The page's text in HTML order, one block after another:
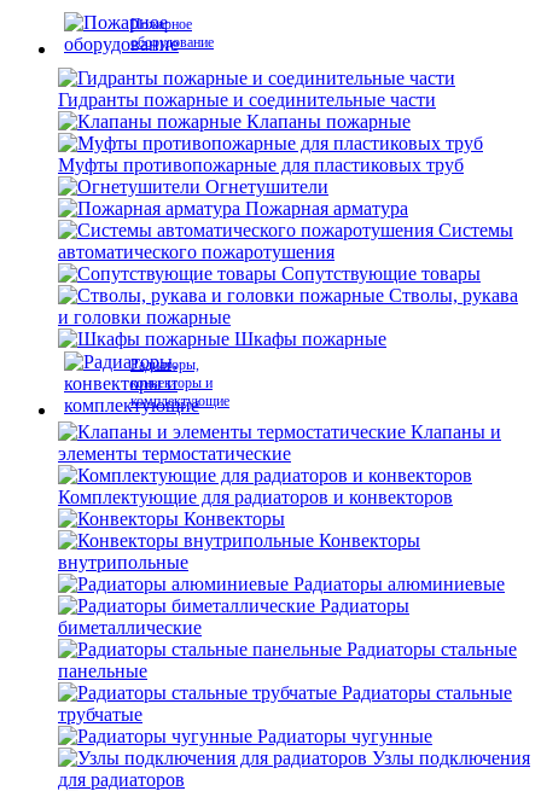
Пожарное
оборудование
Гидранты пожарные и соединительные части
Клапаны пожарные
Муфты противопожарные для пластиковых труб
Огнетушители
Пожарная арматура
Системы
автоматического пожаротушения
Сопутствующие товары
Стволы, рукава
и головки пожарные
Шкафы пожарные
Радиаторы,
конвекторы и
комплектующие
Клапаны и
элементы термостатические
Комплектующие для радиаторов и конвекторов
Конвекторы
Конвекторы
внутрипольные
Радиаторы алюминиевые
Радиаторы
биметаллические
Радиаторы стальные
панельные
Радиаторы стальные
трубчатые
Радиаторы чугунные
Узлы подключения
для радиаторов